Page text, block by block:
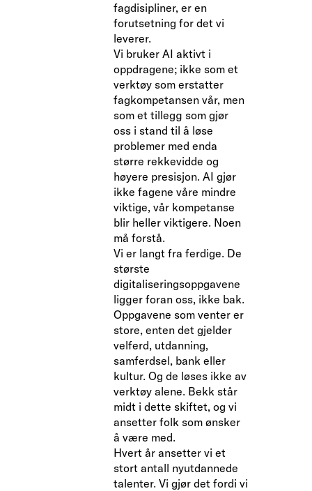
fagdisipliner, er en
forutsetning for det vi
leverer.
Vi bruker AI aktivt i
oppdragene; ikke som et
verktøy som erstatter
fagkompetansen vår, men
som et tillegg som gjør
oss i stand til å løse
problemer med enda
større rekkevidde og
høyere presisjon. AI gjør
ikke fagene våre mindre
viktige, vår kompetanse
blir heller viktigere. Noen
må forstå.
Vi er langt fra ferdige. De
største
digitaliseringsoppgavene
ligger foran oss, ikke bak.
Oppgavene som venter er
store, enten det gjelder
velferd, utdanning,
samferdsel, bank eller
kultur. Og de løses ikke av
verktøy alene. Bekk står
midt i dette skiftet, og vi
ansetter folk som ønsker
å være med.
Hvert år ansetter vi et
stort antall nyutdannede
talenter. Vi gjør det fordi vi